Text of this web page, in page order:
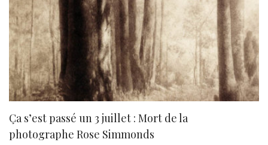
Ça s’est passé un 3 juillet : Mort de la
photographe Rose Simmonds